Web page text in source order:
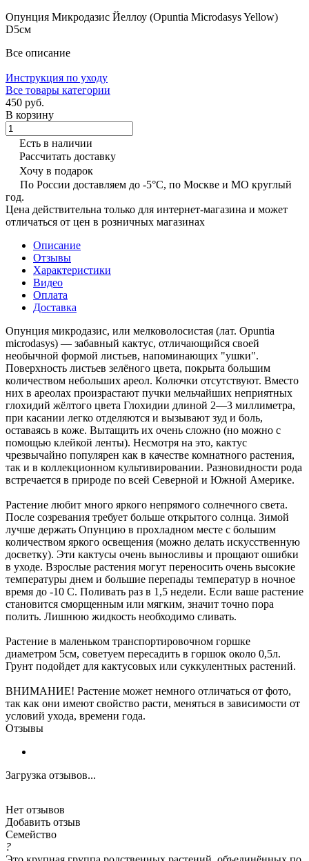
Опунция Микродазис Йеллоу (Opuntia Microdasys Yellow)
D5см
Все описание
Инструкция по уходу
Все товары категории
450 руб.
В корзину
Есть в наличии
Рассчитать доставку
Хочу в подарок
По России доставляем до -5°C, по Москве и МО круглый
год.
Цена действительна только для интернет-магазина и может
отличаться от цен в розничных магазинах
Описание
Отзывы
Характеристики
Видео
Оплата
Доставка
Опунция микродазис, или мелковолосистая (лат. Opuntia
microdasys) — забавный кактус, отличающийся своей
необычной формой листьев, напоминающих "ушки".
Поверхность листьев зелёного цвета, покрыта большим
количеством небольших ареол. Колючки отсутствуют. Вместо
них в ареолах произрастают пучки мельчайших неприятных
глохидий жёлтого цвета Глохидии длиной 2—3 миллиметра,
при касании легко отделяются и вызывают зуд и боль,
оставаясь в коже. Вытащить их очень сложно (но можно с
помощью клейкой ленты). Несмотря на это, кактус
чрезвычайно популярен как в качестве комнатного растения,
так и в коллекционном культивировании. Разновидности рода
встречается в природе по всей Северной и Южной Америке.
Растение любит много яркого непрямого солнечного света.
После созревания требует больше открытого солнца. Зимой
лучше держать Опунцию в прохладном месте с большим
количеством яркого освещения (можно делать искусственную
досветку). Эти кактусы очень выносливы и прощают ошибки
в уходе. Взрослые растения могут переносить очень высокие
температуры днем ​​и большие перепады температур в ночное
время до -10 C. Поливать раз в 1,5 недели. Если ваше растение
становится сморщенным или мягким, значит точно пора
полить. Лишнюю жидкость необходимо сливать.
Растение в маленьком транспортировочном горшке
диаметром 5см, советуем пересадить в горшок около 0,5л.
Грунт подойдет для кактусовых или суккулентных растений.
ВНИМАНИЕ! Растение может немного отличаться от фото,
так как они имеют свойство расти, меняться в зависимости от
условий ухода, времени года.
Отзывы
Загрузка отзывов...
Нет отзывов
Добавить отзыв
Семейство
?